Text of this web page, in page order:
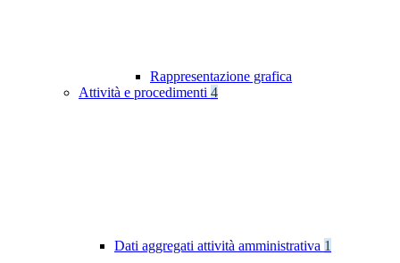
Rappresentazione grafica
Attività e procedimenti 4
Dati aggregati attività amministrativa 1